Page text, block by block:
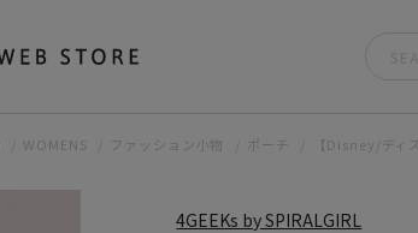
WOMENS ファッション小物 ポーチ 【Disney/ディ
4GEEKs by SPIRALGIRL